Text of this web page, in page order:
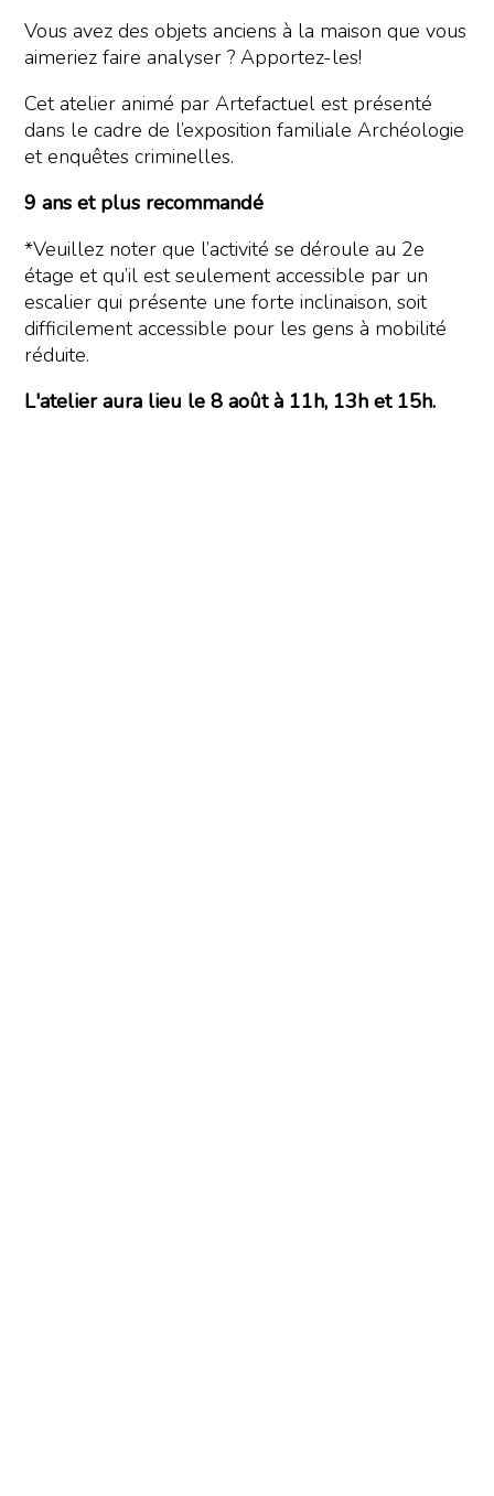
Vous avez des objets anciens à la maison que vous
aimeriez faire analyser ? Apportez-les!
Cet atelier animé par Artefactuel est présenté
dans le cadre de l’exposition familiale Archéologie
et enquêtes criminelles.
9 ans et plus recommandé
*Veuillez noter que l’activité se déroule au 2e
étage et qu’il est seulement accessible par un
escalier qui présente une forte inclinaison, soit
difficilement accessible pour les gens à mobilité
réduite.
L'atelier aura lieu le 8 août à 11h, 13h et 15h.